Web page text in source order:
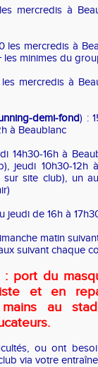
mercredis à
les mercredis à
les minimes du
les mercredis à
demi-fond) :
à Beaublanc
14h30-16h à
jeudi 10h30-12h
site club), un
jeudi de 16h à
matin
suivant chaque
port du
et en
au
ou ont
via votre